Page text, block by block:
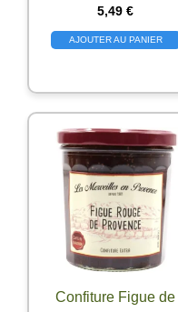
5,49 €
AJOUTER AU PANIER
Confiture Figue de